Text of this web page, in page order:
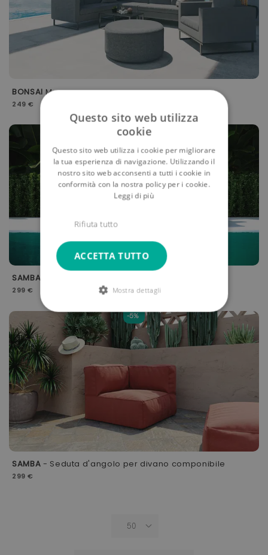
BONSAI M
249 €
-5%
SAMBA
299 €
-5%
SAMBA - Seduta d'angolo per divano componibile
299 €
Questo sito web utilizza
cookie
Questo sito web utilizza i cookie per migliorare
la tua esperienza di navigazione. Utilizzando il
nostro sito web acconsenti a tutti i cookie in
conformità con la nostra policy per i cookie.
Leggi di più
ACCETTA TUTTO
Rifiuta tutto
Mostra dettagli